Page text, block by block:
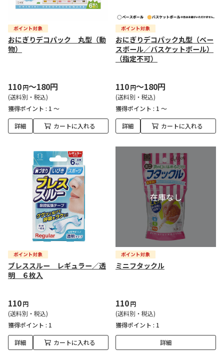
おにぎりデコパック 丸型（動
物）
110円～180円
(送料別・税込)
獲得ポイント : 1 ～
詳細 カートに入れる
おにぎりデコパック丸型（ベー
スボール／バスケットボール）
（指定不可）
110円～180円
(送料別・税込)
獲得ポイント : 1 ～
詳細 カートに入れる
ブレススルー レギュラー／透
明 ６枚入
110円
(送料別・税込)
獲得ポイント : 1
詳細 カートに入れる
ミニフタックル
110円
(送料別・税込)
獲得ポイント : 1
詳細